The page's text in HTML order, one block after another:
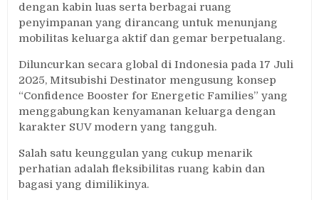
dengan kabin luas serta berbagai ruang
penyimpanan yang dirancang untuk menunjang
mobilitas keluarga aktif dan gemar berpetualang.
Diluncurkan secara global di Indonesia pada 17 Juli
2025, Mitsubishi Destinator mengusung konsep
“Confidence Booster for Energetic Families” yang
menggabungkan kenyamanan keluarga dengan
karakter SUV modern yang tangguh.
Salah satu keunggulan yang cukup menarik
perhatian adalah fleksibilitas ruang kabin dan
bagasi yang dimilikinya.